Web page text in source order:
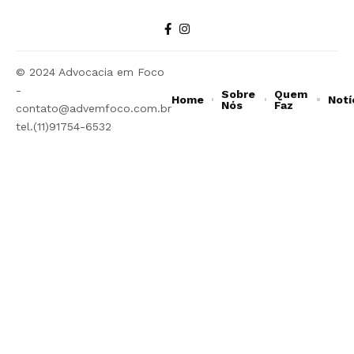
© 2024 Advocacia em Foco
-
contato@advemfoco.com.br
tel.(11)91754-6532
Home
Sobre
Nós
Quem
Faz